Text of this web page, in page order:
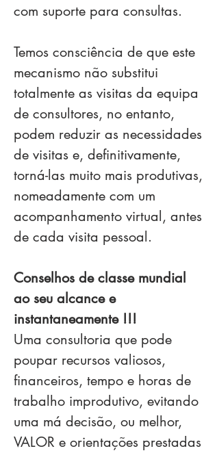
com suporte para consultas.
Temos consciência de que este
mecanismo não substitui
totalmente as visitas da equipa
de consultores, no entanto,
podem reduzir as necessidades
de visitas e, definitivamente,
torná-las muito mais produtivas,
nomeadamente com um
acompanhamento virtual, antes
de cada visita pessoal.
Conselhos de classe mundial
ao seu alcance e
instantaneamente !!!
Uma consultoria que pode
poupar recursos valiosos,
financeiros, tempo e horas de
trabalho improdutivo, evitando
uma má decisão, ou melhor,
VALOR e orientações prestadas